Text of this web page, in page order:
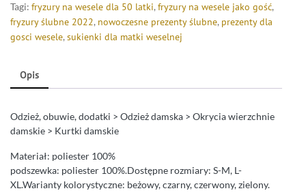
Tagi: fryzury na wesele dla 50 latki, fryzury na wesele jako gość,
fryzury ślubne 2022, nowoczesne prezenty ślubne, prezenty dla
gosci wesele, sukienki dla matki weselnej
Opis
Odzież, obuwie, dodatki > Odzież damska > Okrycia wierzchnie
damskie > Kurtki damskie
Materiał: poliester 100%
podszewka: poliester 100%.Dostępne rozmiary: S-M, L-
XL.Warianty kolorystyczne: beżowy, czarny, czerwony, zielony.